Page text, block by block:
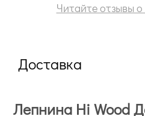
Читайте отзывы
Доставка
Лепнина Hi Wood